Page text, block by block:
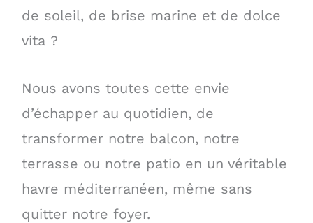
de soleil, de brise marine et de dolce
vita ?
Nous avons toutes cette envie
d’échapper au quotidien, de
transformer notre balcon, notre
terrasse ou notre patio en un véritable
havre méditerranéen, même sans
quitter notre foyer.